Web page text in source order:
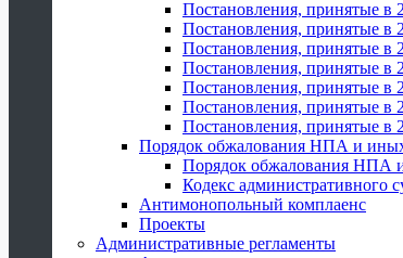
Постановления, принятые в
Постановления, принятые в
Постановления, принятые в
Постановления, принятые в
Постановления, принятые в
Постановления, принятые в
Постановления, принятые в
Порядок обжалования НПА и
Порядок обжалования НПА
Кодекс административного
Антимонопольный комплаенс
Проекты
Административные регламенты